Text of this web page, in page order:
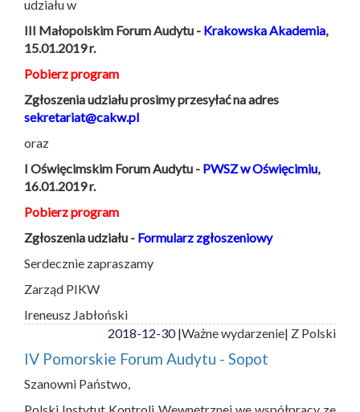
udziału w
III Małopolskim Forum Audytu - Krakowska Akademia,
15.01.2019 r.
Pobierz program
Zgłoszenia udziału prosimy przesyłać na adres
sekretariat@cakw.pl
oraz
I Oświęcimskim Forum Audytu - PWSZ w Oświęcimiu,
16.01.2019 r.
Pobierz program
Zgłoszenia udziału - Formularz zgłoszeniowy
Serdecznie zapraszamy
Zarząd PIKW
Ireneusz Jabłoński
2018-12-30 |Ważne wydarzenie| Z Polski
IV Pomorskie Forum Audytu - Sopot
Szanowni Państwo,